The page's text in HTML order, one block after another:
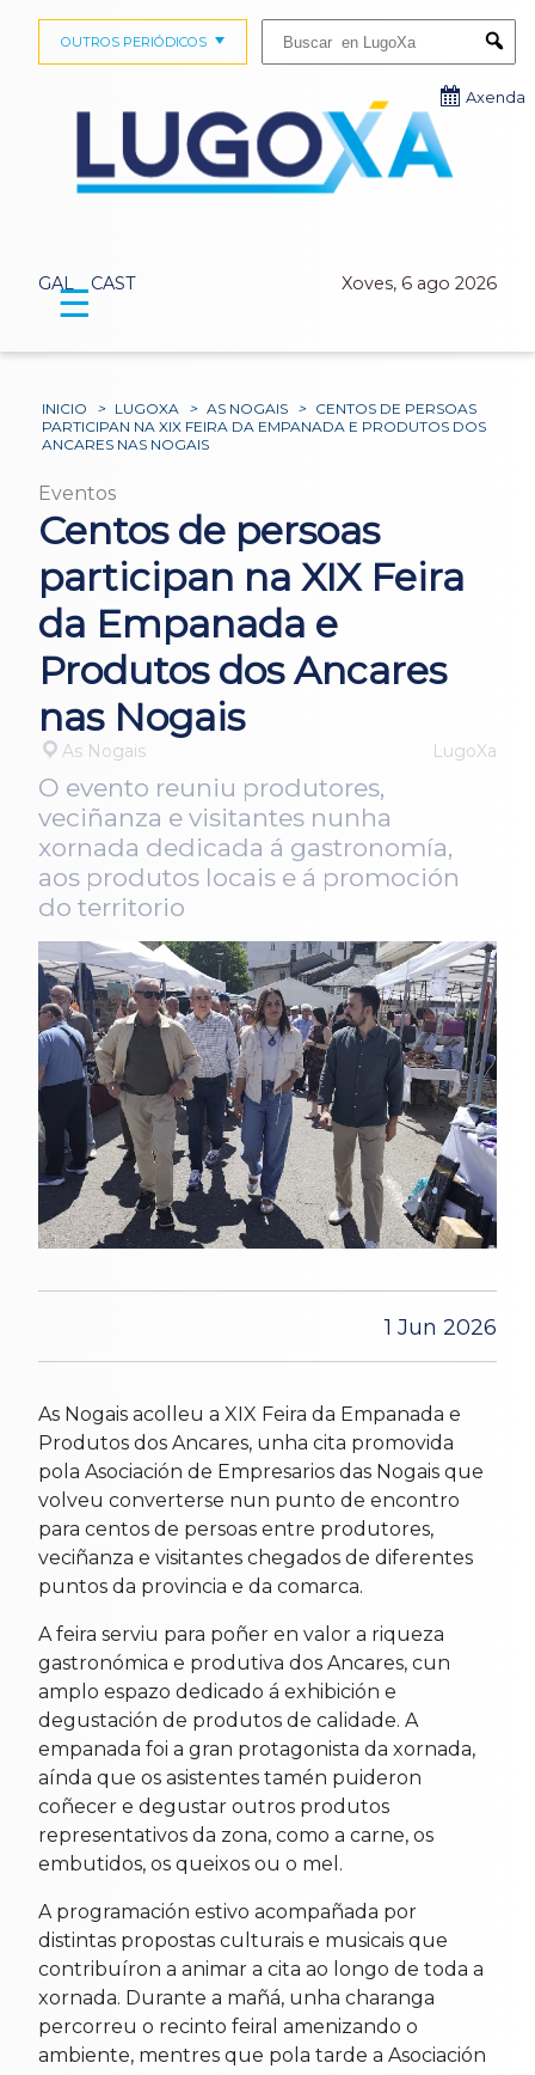
GAL CAST Xoves, 6 ago 2026
OUTROS PERIÓDICOS
Axenda
☰
INICIO > LUGOXA > AS NOGAIS > CENTOS DE PERSOAS
PARTICIPAN NA XIX FEIRA DA EMPANADA E PRODUTOS DOS
ANCARES NAS NOGAIS
Eventos
Centos de persoas
participan na XIX Feira
da Empanada e
Produtos dos Ancares
nas Nogais
As Nogais LugoXa
O evento reuniu produtores,
veciñanza e visitantes nunha
xornada dedicada á gastronomía,
aos produtos locais e á promoción
do territorio
1 Jun 2026
As Nogais acolleu a XIX Feira da Empanada e
Produtos dos Ancares, unha cita promovida
pola Asociación de Empresarios das Nogais que
volveu converterse nun punto de encontro
para centos de persoas entre produtores,
veciñanza e visitantes chegados de diferentes
puntos da provincia e da comarca.
A feira serviu para poñer en valor a riqueza
gastronómica e produtiva dos Ancares, cun
amplo espazo dedicado á exhibición e
degustación de produtos de calidade. A
empanada foi a gran protagonista da xornada,
aínda que os asistentes tamén puideron
coñecer e degustar outros produtos
representativos da zona, como a carne, os
embutidos, os queixos ou o mel.
A programación estivo acompañada por
distintas propostas culturais e musicais que
contribuíron a animar a cita ao longo de toda a
xornada. Durante a mañá, unha charanga
percorreu o recinto feiral amenizando o
ambiente, mentres que pola tarde a Asociación